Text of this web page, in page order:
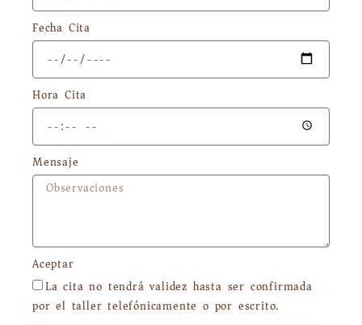
Fecha Cita
Hora Cita
Mensaje
Aceptar
La cita no tendrá validez hasta ser confirmada
por el taller telefónicamente o por escrito.